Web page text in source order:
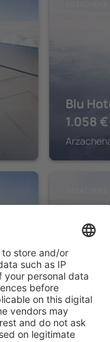
Blu
1.058 €
1.493